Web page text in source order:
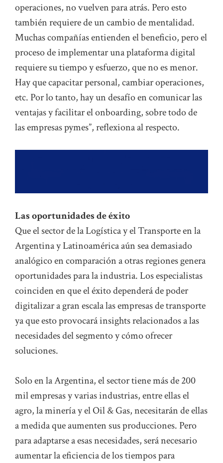
operaciones, no vuelven para atrás. Pero esto
también requiere de un cambio de mentalidad.
Muchas compañías entienden el beneficio, pero el
proceso de implementar una plataforma digital
requiere su tiempo y esfuerzo, que no es menor.
Hay que capacitar personal, cambiar operaciones,
etc. Por lo tanto, hay un desafío en comunicar las
ventajas y facilitar el onboarding, sobre todo de
las empresas pymes”, reflexiona al respecto.
Las oportunidades de éxito
Que el sector de la Logística y el Transporte en la
Argentina y Latinoamérica aún sea demasiado
analógico en comparación a otras regiones genera
oportunidades para la industria. Los especialistas
coinciden en que el éxito dependerá de poder
digitalizar a gran escala las empresas de transporte
ya que esto provocará insights relacionados a las
necesidades del segmento y cómo ofrecer
soluciones.
Solo en la Argentina, el sector tiene más de 200
mil empresas y varias industrias, entre ellas el
agro, la minería y el Oil & Gas, necesitarán de ellas
a medida que aumenten sus producciones. Pero
para adaptarse a esas necesidades, será necesario
aumentar la eficiencia de los tiempos para